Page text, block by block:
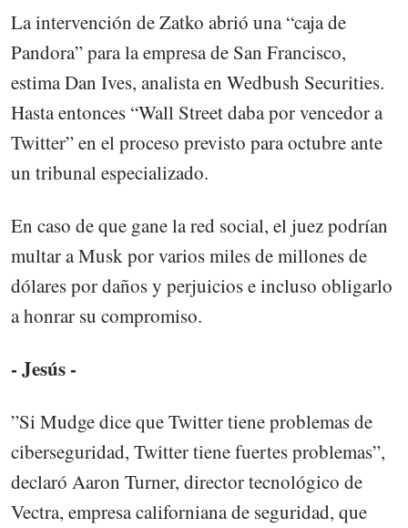
La intervención de Zatko abrió una “caja de
Pandora” para la empresa de San Francisco,
estima Dan Ives, analista en Wedbush Securities.
Hasta entonces “Wall Street daba por vencedor a
Twitter” en el proceso previsto para octubre ante
un tribunal especializado.
En caso de que gane la red social, el juez podrían
multar a Musk por varios miles de millones de
dólares por daños y perjuicios e incluso obligarlo
a honrar su compromiso.
- Jesús -
”Si Mudge dice que Twitter tiene problemas de
ciberseguridad, Twitter tiene fuertes problemas”,
declaró Aaron Turner, director tecnológico de
Vectra, empresa californiana de seguridad, que